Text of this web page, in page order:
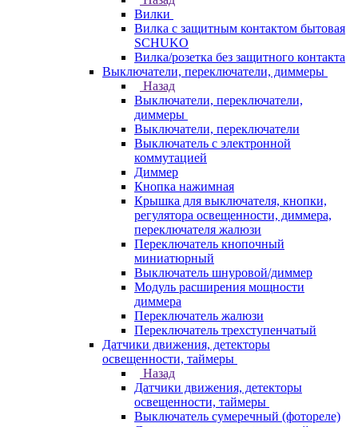
Вилки
Вилка с защитным контактом бытовая
SCHUKO
Вилка/розетка без защитного контакта
Выключатели, переключатели, диммеры
Назад
Выключатели, переключатели,
диммеры
Выключатели, переключатели
Выключатель с электронной
коммутацией
Диммер
Кнопка нажимная
Крышка для выключателя, кнопки,
регулятора освещенности, диммера,
переключателя жалюзи
Переключатель кнопочный
миниатюрный
Выключатель шнуровой/диммер
Модуль расширения мощности
диммера
Переключатель жалюзи
Переключатель трехступенчатый
Датчики движения, детекторы
освещенности, таймеры
Назад
Датчики движения, детекторы
освещенности, таймеры
Выключатель сумеречный (фотореле)